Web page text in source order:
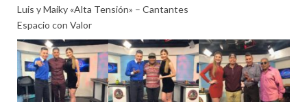
Luis y Maiky «Alta Tensión» – Cantantes
Espacio con Valor